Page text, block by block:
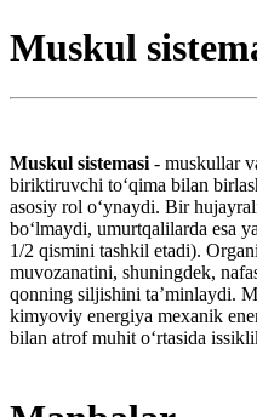
Muskul
Muskul sistemasi - muskullar
biriktiruvchi toʻqima bilan
asosiy rol oʻynaydi. Bir
boʻlmaydi, umurtqalilarda esa
1/2 qismini tashkil etadi).
muvozanatini, shuningdek,
qonning siljishini taʼminlaydi.
kimyoviy energiya mexanik
bilan atrof muhit oʻrtasida